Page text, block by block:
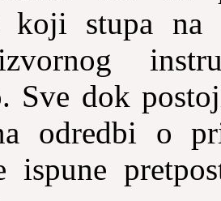
koji stupa
Sve dok
odredbi o
ispune